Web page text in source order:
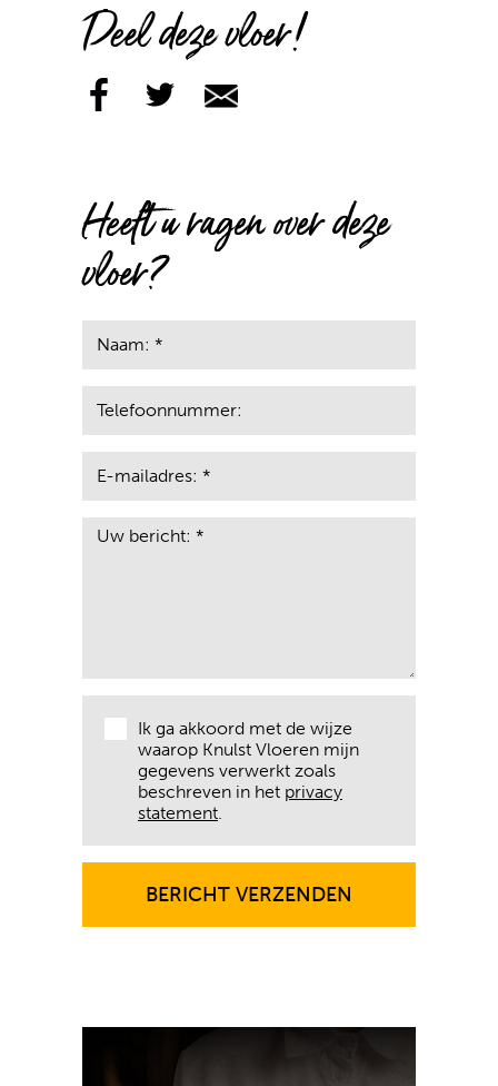
Deel deze vloer!
Heeft u ragen over deze
vloer?
Ik ga akkoord met de wijze
waarop Knulst Vloeren mijn
gegevens verwerkt zoals
beschreven in het privacy
statement
BERICHT VERZENDEN
BERICHT VERZENDEN